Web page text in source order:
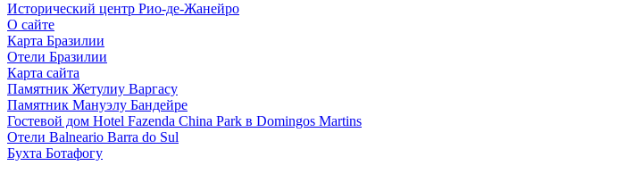
Исторический центр Рио-де-Жанейро
О сайте
Карта Бразилии
Отели Бразилии
Карта сайта
Памятник Жетулиу Варгасу
Памятник Мануэлу Бандейре
Гостевой дом Hotel Fazenda China Park в Domingos Martins
Отели Balneario Barra do Sul
Бухта Ботафогу